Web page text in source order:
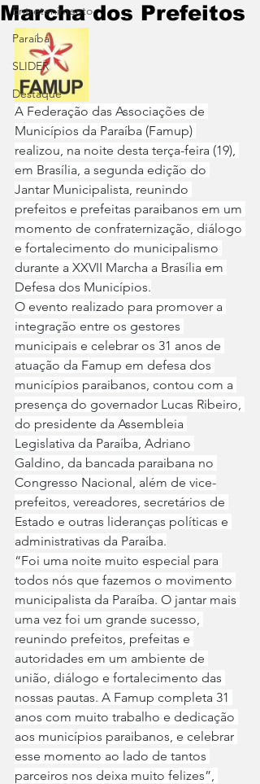
Entretenimento
Paraíba
SLIDER
Destaque
Marcha dos Prefeitos
A Federação das Associações de
Municípios da Paraíba (Famup)
realizou, na noite desta terça-feira (19),
em Brasília, a segunda edição do
Jantar Municipalista, reunindo
prefeitos e prefeitas paraibanos em um
momento de confraternização, diálogo
e fortalecimento do municipalismo
durante a XXVII Marcha a Brasília em
Defesa dos Municípios.
O evento realizado para promover a
integração entre os gestores
municipais e celebrar os 31 anos de
atuação da Famup em defesa dos
municípios paraibanos, contou com a
presença do governador Lucas Ribeiro,
do presidente da Assembleia
Legislativa da Paraíba, Adriano
Galdino, da bancada paraibana no
Congresso Nacional, além de vice-
prefeitos, vereadores, secretários de
Estado e outras lideranças políticas e
administrativas da Paraíba.
“Foi uma noite muito especial para
todos nós que fazemos o movimento
municipalista da Paraíba. O jantar mais
uma vez foi um grande sucesso,
reunindo prefeitos, prefeitas e
autoridades em um ambiente de
união, diálogo e fortalecimento das
nossas pautas. A Famup completa 31
anos com muito trabalho e dedicação
aos municípios paraibanos, e celebrar
esse momento ao lado de tantos
parceiros nos deixa muito felizes”,